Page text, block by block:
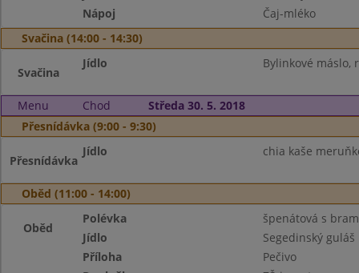
Nápoj
Čaj-mléko
Svačina (14:00 - 14:30)
Svačina
Jídlo Bylinkové máslo,
Menu Chod
Středa 30. 5. 2018
Přesnídávka (9:00 - 9:30)
Přesnídávka
Jídlo chia kaše
Oběd (11:00 - 14:00)
Oběd
Polévka
špenátová s
Jídlo
Segedinský guláš
Příloha
Pečivo